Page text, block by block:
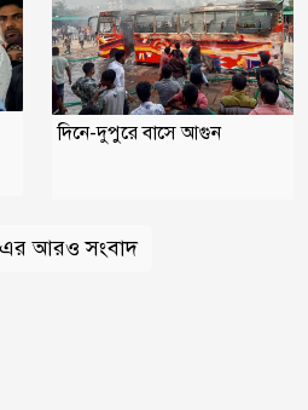
দিনে-দুপুরে বাসে আগুন
আরও সংবাদ